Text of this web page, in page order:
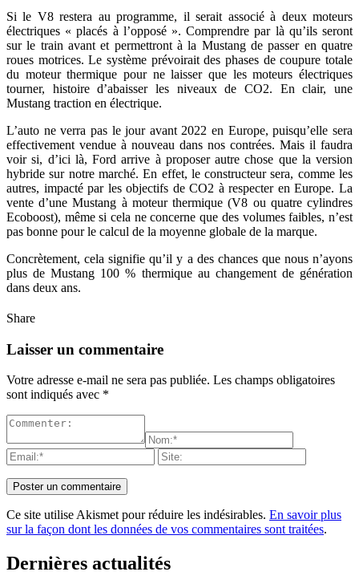
Si le V8 restera au programme, il serait associé à deux moteurs
électriques « placés à l’opposé ». Comprendre par là qu’ils seront
sur le train avant et permettront à la Mustang de passer en quatre
roues motrices. Le système prévoirait des phases de coupure totale
du moteur thermique pour ne laisser que les moteurs électriques
tourner, histoire d’abaisser les niveaux de CO2. En clair, une
Mustang traction en électrique.
L’auto ne verra pas le jour avant 2022 en Europe, puisqu’elle sera
effectivement vendue à nouveau dans nos contrées. Mais il faudra
voir si, d’ici là, Ford arrive à proposer autre chose que la version
hybride sur notre marché. En effet, le constructeur sera, comme les
autres, impacté par les objectifs de CO2 à respecter en Europe. La
vente d’une Mustang à moteur thermique (V8 ou quatre cylindres
Ecoboost), même si cela ne concerne que des volumes faibles, n’est
pas bonne pour le calcul de la moyenne globale de la marque.
Concrètement, cela signifie qu’il y a des chances que nous n’ayons
plus de Mustang 100 % thermique au changement de génération
dans deux ans.
Share
Laisser un commentaire
Votre adresse e-mail ne sera pas publiée. Les champs obligatoires
sont indiqués avec *
Ce site utilise Akismet pour réduire les indésirables. En savoir plus
sur la façon dont les données de vos commentaires sont traitées.
Dernières actualités